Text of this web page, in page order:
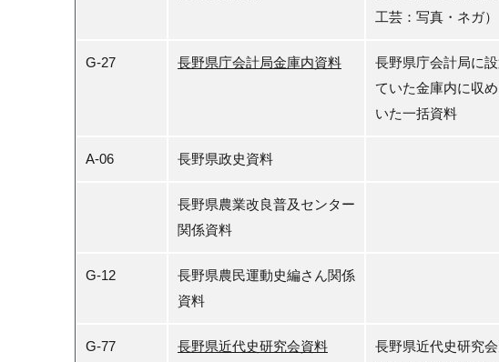
工芸：写真・ネガ）
G-27 長野県庁会計局金庫内資料
長野県庁会計局に
ていた金庫内に収
いた一括資料
A-06 長野県政史資料
長野県農業改良普及センター
関係資料
G-12
長野県農民運動史編さん関係
資料
G-77 長野県近代史研究会資料
長野県近代史研究